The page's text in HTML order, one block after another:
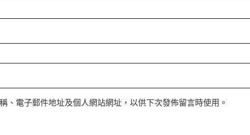
、電子郵件地址及個人網站網址，以供下次發佈留言時使用。